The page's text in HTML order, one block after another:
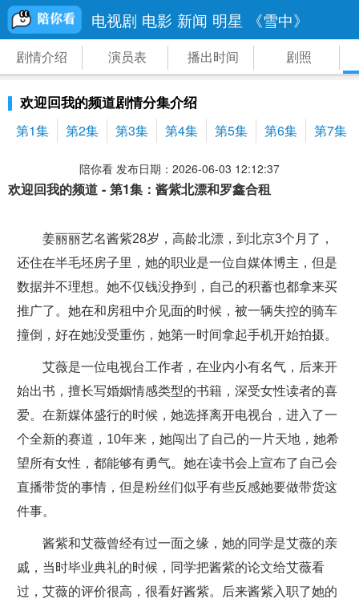
电视剧 电影 新闻 明星 《雪中》
剧情介绍 演员表 播出时间 剧照
欢迎回我的频道剧情分集介绍
第1集 第2集 第3集 第4集 第5集 第6集 第7集
陪你看 发布日期：2026-06-03 12:12:37
欢迎回我的频道 - 第1集：酱紫北漂和罗鑫合租
姜丽丽艺名酱紫28岁，高龄北漂，到北京3个月了，
还住在半毛坯房子里，她的职业是一位自媒体博主，但是
数据并不理想。她不仅钱没挣到，自己的积蓄也都拿来买
推广了。她在和房租中介见面的时候，被一辆失控的骑车
撞倒，好在她没受重伤，她第一时间拿起手机开始拍摄。
艾薇是一位电视台工作者，在业内小有名气，后来开
始出书，擅长写婚姻情感类型的书籍，深受女性读者的喜
爱。在新媒体盛行的时候，她选择离开电视台，进入了一
个全新的赛道，10年来，她闯出了自己的一片天地，她希
望所有女性，都能够有勇气。她在读书会上宣布了自己会
直播带货的事情，但是粉丝们似乎有些反感她要做带货这
件事。
酱紫和艾薇曾经有过一面之缘，她的同学是艾薇的亲
戚，当时毕业典礼的时候，同学把酱紫的论文给艾薇看
过，艾薇的评价很高，很看好酱紫。后来酱紫入职了她的